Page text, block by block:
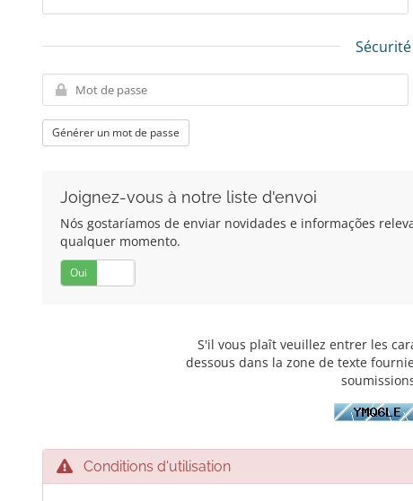
Générer un mot de passe
Joignez-vous à notre liste d'envoi
Nós gostaríamos de enviar novidades e informações
qualquer momento.
Oui
S'il vous plaît veuillez entrer les
dessous dans la zone de texte
Conditions d'utilisation